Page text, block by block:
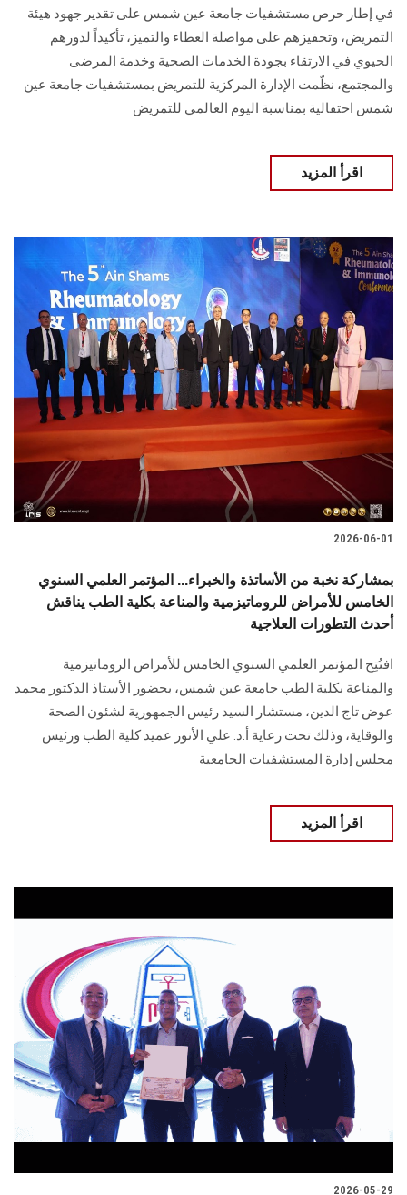
في إطار حرص مستشفيات جامعة عين شمس على تقدير جهود هيئة
التمريض، وتحفيزهم على مواصلة العطاء والتميز، تأكيداً لدورهم
الحيوي في الارتقاء بجودة الخدمات الصحية وخدمة المرضى
والمجتمع، نظّمت الإدارة المركزية للتمريض بمستشفيات جامعة عين
شمس احتفالية بمناسبة اليوم العالمي للتمريض
اقرأ المزيد
2026-06-01
بمشاركة نخبة من الأساتذة والخبراء... المؤتمر العلمي السنوي
الخامس للأمراض للروماتيزمية والمناعة بكلية الطب يناقش
أحدث التطورات العلاجية
افتُتِح المؤتمر العلمي السنوي الخامس للأمراض الروماتيزمية
والمناعة بكلية الطب جامعة عين شمس، بحضور الأستاذ الدكتور محمد
عوض تاج الدين، مستشار السيد رئيس الجمهورية لشئون الصحة
والوقاية، وذلك تحت رعاية أ.د. علي الأنور عميد كلية الطب ورئيس
مجلس إدارة المستشفيات الجامعية
اقرأ المزيد
2026-05-29